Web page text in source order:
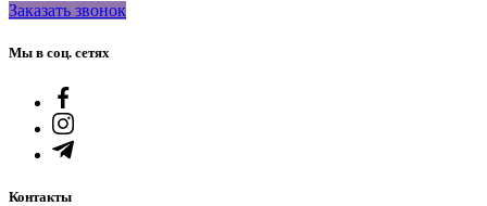
Заказать звонок
Мы в соц. сетях
Контакты